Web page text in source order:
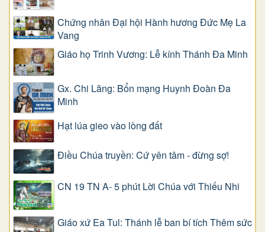
Chứng nhân Đại hội Hành hương Đức Mẹ La
Vang
Giáo họ Trinh Vương: Lễ kính Thánh Đa Minh
Gx. Chi Lăng: Bổn mạng Huynh Đoàn Đa
Minh
Hạt lúa gieo vào lòng đất
Điều Chúa truyền: Cứ yên tâm - đừng sợ!
CN 19 TN A- 5 phút Lời Chúa với Thiếu Nhi
Giáo xứ Ea Tul: Thánh lễ ban bí tích Thêm sức